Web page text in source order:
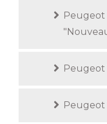
Peugeot
Peugeot
Peugeot